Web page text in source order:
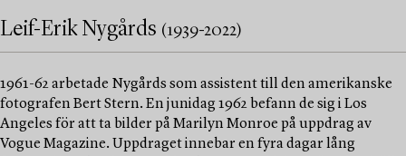
Leif-Erik Nygårds (1939-2022)
1961-62 arbetade Nygårds som assistent till den amerikanske
fotografen Bert Stern. En junidag 1962 befann de sig i Los
Angeles för att ta bilder på Marilyn Monroe på uppdrag av
Vogue Magazine. Uppdraget innebar en fyra dagar lång